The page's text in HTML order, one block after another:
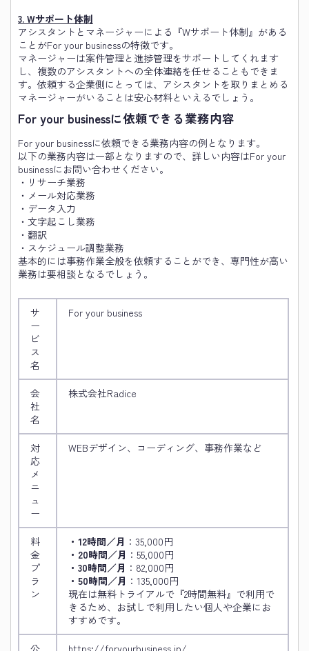
3. Wサポート体制
アシスタントとマネージャーによる『Wサポート体制』がある
ことがFor your businessの特徴です。
マネージャーは案件管理と進捗管理をサポートしてくれます
し、複数のアシスタントへの全体連絡を任せることもできま
す。依頼する企業側にとっては、アシスタントを取りまとめる
マネージャーがいることは安心材料といえるでしょう。
For your businessに依頼できる業務内容
For your businessに依頼できる業務内容の例となります。
以下の業務内容は一部となりますので、詳しい内容はFor your
businessにお問い合わせください。
・リサーチ業務
・メール対応業務
・データ入力
・文字起こし業務
・翻訳
・スケジュール調整業務
基本的には事務作業全般を依頼することができ、専門性が高い
業務は要相談となるでしょう。
サ
ー
ビ
ス
名
For your business
会
社
名
株式会社Radice
対
応
メ
ニ
ュ
ー
WEBデザイン、コーディング、事務作業など
料
金
プ
ラ
ン
・12時間／月 ：35,000円
・20時間／月 ：55,000円
・30時間／月 ：82,000円
・50時間／月 ：135,000円
現在は無料トライアルで『2時間無料』で利用で
きるため、お試しで利用したい個人や企業にお
すすめです。
公 https://foryourbusiness.jp/